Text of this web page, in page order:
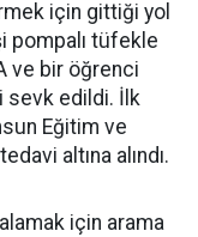
için gittiği yol
pompalı tüfekle
ve bir öğrenci
sevk edildi. İlk
Eğitim ve
altına alındı.
için arama